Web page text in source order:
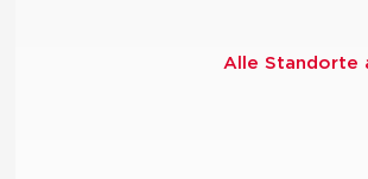
Alle Standorte